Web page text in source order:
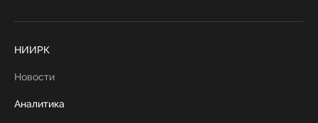
НИИРК
Новости
Аналитика